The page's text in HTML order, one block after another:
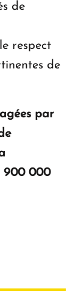
de
respect
de
par
900 000